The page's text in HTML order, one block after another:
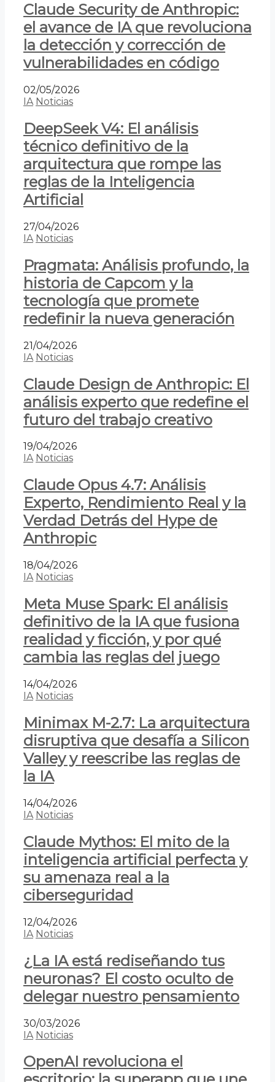
Claude Security de Anthropic:
el avance de IA que revoluciona
la detección y corrección de
vulnerabilidades en código
02/05/2026
IA Noticias
DeepSeek V4: El análisis
técnico definitivo de la
arquitectura que rompe las
reglas de la Inteligencia
Artificial
27/04/2026
IA Noticias
Pragmata: Análisis profundo, la
historia de Capcom y la
tecnología que promete
redefinir la nueva generación
21/04/2026
IA Noticias
Claude Design de Anthropic: El
análisis experto que redefine el
futuro del trabajo creativo
19/04/2026
IA Noticias
Claude Opus 4.7: Análisis
Experto, Rendimiento Real y la
Verdad Detrás del Hype de
Anthropic
18/04/2026
IA Noticias
Meta Muse Spark: El análisis
definitivo de la IA que fusiona
realidad y ficción, y por qué
cambia las reglas del juego
14/04/2026
IA Noticias
Minimax M-2.7: La arquitectura
disruptiva que desafía a Silicon
Valley y reescribe las reglas de
la IA
14/04/2026
IA Noticias
Claude Mythos: El mito de la
inteligencia artificial perfecta y
su amenaza real a la
ciberseguridad
12/04/2026
IA Noticias
¿La IA está rediseñando tus
neuronas? El costo oculto de
delegar nuestro pensamiento
30/03/2026
IA Noticias
OpenAI revoluciona el